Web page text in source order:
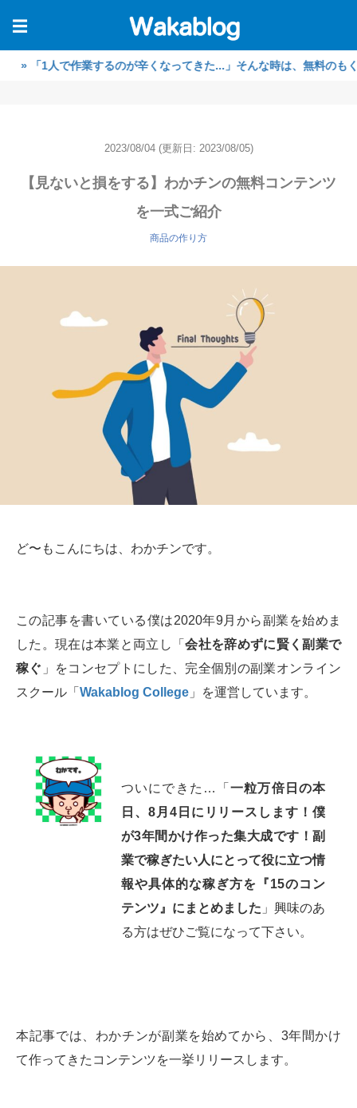
☰
で作業するのが辛くなってきた...」そんな時は、無料のもくもく作
2023/08/04 (更新日: 2023/08/05)
【見ないと損をする】わかチンの無料コンテンツ
を一式ご紹介
商品の作り方
ど〜もこんにちは、わかチンです。
この記事を書いている僕は2020年9月から副業を始めま
した。現在は本業と両立し「会社を辞めずに賢く副業で
稼ぐ 」をコンセプトにした、完全個別の副業オンライン
スクール「 Wakablog College 」を運営しています。
ついにできた…「一粒万倍日の本
日、8月4日にリリースします！僕
が3年間かけ作った集大成です！副
業で稼ぎたい人にとって役に立つ情
報や具体的な稼ぎ方を『15のコン
テンツ』にまとめました 」興味のあ
る方はぜひご覧になって下さい。
本記事では、わかチンが副業を始めてから、3年間かけ
て作ってきたコンテンツを一挙リリースします。